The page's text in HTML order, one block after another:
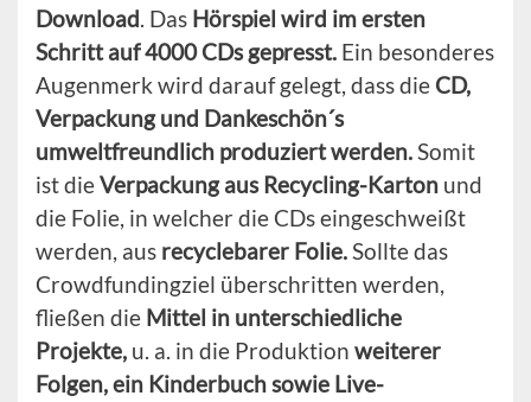
Download. Das Hörspiel wird im ersten
Schritt auf 4000 CDs gepresst. Ein besonderes
Augenmerk wird darauf gelegt, dass die CD,
Verpackung und Dankeschön´s
umweltfreundlich produziert werden.Somit
ist dieVerpackung aus Recycling-Karton und
die Folie, in welcher die CDs eingeschweißt
werden, aus recyclebarer Folie.Sollte das
Crowdfundingziel überschritten werden,
fließen die Mittel in unterschiedliche
Projekte, u. a. in die Produktion weiterer
Folgen, ein Kinderbuch sowie Live-